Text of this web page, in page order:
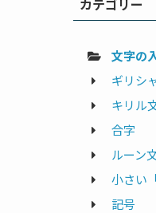
カテゴリー
文字の
ギリシ
キリル
合字
ルーン
小さい
記号